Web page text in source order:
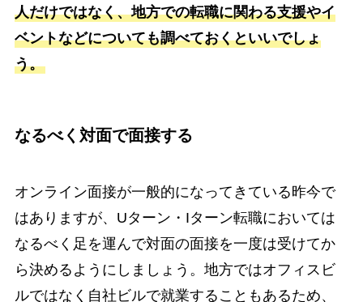
人だけではなく、地方での転職に関わる支援やイ
ベントなどについても調べておくといいでしょ
う。
なるべく対面で面接する
オンライン面接が一般的になってきている昨今で
はありますが、Uターン・Iターン転職においては
なるべく足を運んで対面の面接を一度は受けてか
ら決めるようにしましょう。地方ではオフィスビ
ルではなく自社ビルで就業することもあるため、